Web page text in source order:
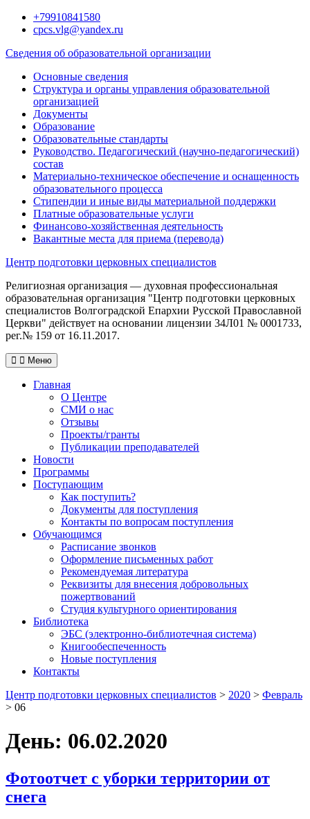
Перейти+79910841580
cpcs.vlg@yandex.ru
Сведения об образовательной организации
Основные сведения
Структура и органы управления образовательной
организацией
Документы
Образование
Образовательные стандарты
Руководство. Педагогический (научно-педагогический)
состав
Материально-техническое обеспечение и оснащенность
образовательного процесса
Стипендии и иные виды материальной поддержки
Платные образовательные услуги
Финансово-хозяйственная деятельность
Вакантные места для приема (перевода)
Центр подготовки церковных специалистов
Религиозная организация — духовная профессиональная
образовательная организация "Центр подготовки церковных
специалистов Волгоградской Eпархии Русской Православной
Церкви" действует на основании лицензии 34Л01 № 0001733,
рег.№ 159 от 16.11.2017.
Меню
Главная
О Центре
СМИ о нас
Отзывы
Проекты/гранты
Публикации преподавателей
Новости
Программы
Поступающим
Как поступить?
Документы для поступления
Контакты по вопросам поступления
Обучающимся
Расписание звонков
Оформление письменных работ
Рекомендуемая литература
Реквизиты для внесения добровольных
пожертвований
Студия культурного ориентирования
Библиотека
ЭБС (электронно-библиотечная система)
Книгообеспеченность
Новые поступления
Контакты
Центр подготовки церковных специалистов > 2020 > Февраль
> 06
День: 06.02.2020
Фотоотчет с уборки территории от
снега